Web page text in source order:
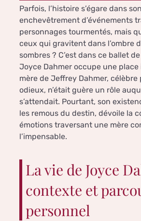
Parfois, l’histoire s’égare dans
enchevêtrement d’événements
personnages tourmentés, mais
ceux qui gravitent dans l’ombre
sombres ? C’est dans ce ballet
Joyce Dahmer occupe une place
mère de Jeffrey Dahmer, célèbre
odieux, n’était guère un rôle
s’attendait. Pourtant, son
les remous du destin, dévoile la
émotions traversant une mère
l’impensable.
La vie de Joyce
contexte et
personnel